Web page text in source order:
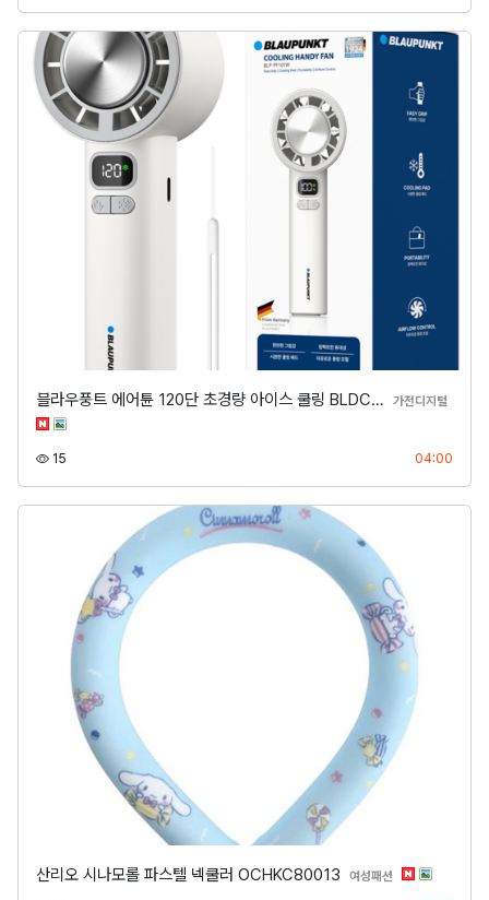
블라우풍트 에어튠 120단 초경량 아이스 쿨링 BLDC… 가전디지털
15 04:00
산리오 시나모롤 파스텔 넥쿨러 OCHKC80013 여성패션 분류